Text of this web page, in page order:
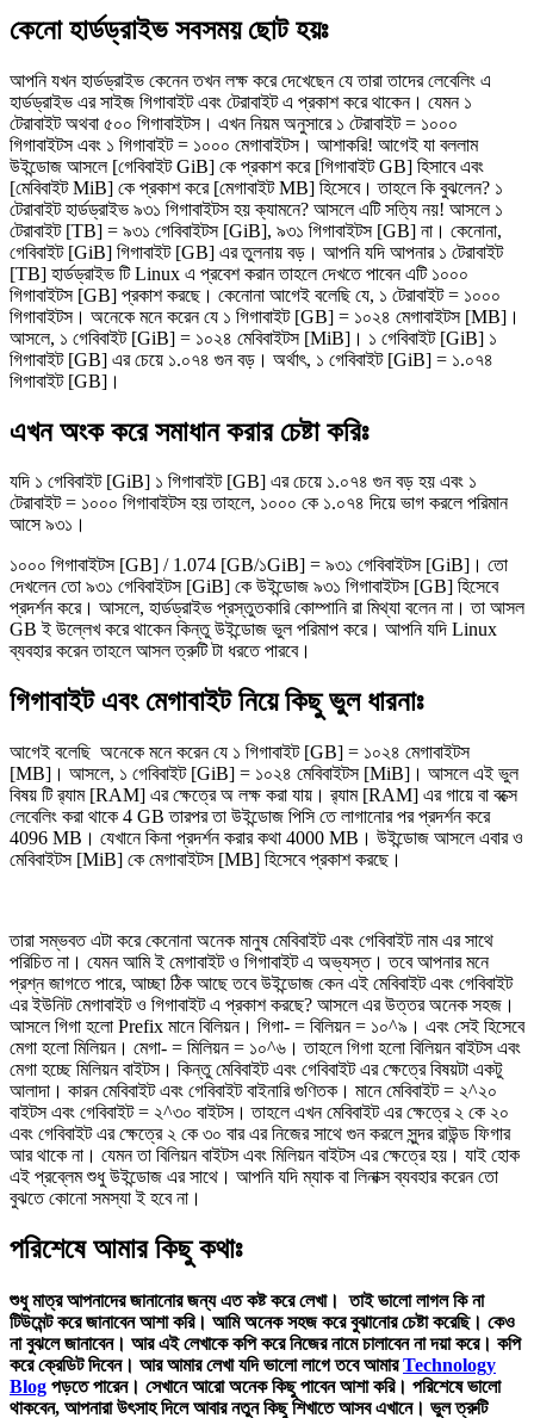
কেনো হার্ডড্রাইভ সবসময় ছোট হয়ঃ
আপনি যখন হার্ডড্রাইভ কেনেন তখন লক্ষ করে দেখেছেন যে তারা তাদের লেবেলিং এ
হার্ডড্রাইভ এর সাইজ গিগাবাইট এবং টেরাবাইট এ প্রকাশ করে থাকেন। যেমন ১
টেরাবাইট অথবা ৫০০ গিগাবাইটস। এখন নিয়ম অনুসারে ১ টেরাবাইট = ১০০০
গিগাবাইটস এবং ১ গিগাবাইট = ১০০০ মেগাবাইটস। আশাকরি! আগেই যা বললাম
উইন্ডোজ আসলে [গেবিবাইট GiB] কে প্রকাশ করে [গিগাবাইট GB] হিসাবে এবং
[মেবিবাইট MiB] কে প্রকাশ করে [মেগাবাইট MB] হিসেবে। তাহলে কি বুঝলেন? ১
টেরাবাইট হার্ডড্রাইভ ৯৩১ গিগাবাইটস হয় ক্যামনে? আসলে এটি সত্যি নয়! আসলে ১
টেরাবাইট [TB] = ৯৩১ গেবিবাইটস [GiB], ৯৩১ গিগাবাইটস [GB] না। কেনোনা,
গেবিবাইট [GiB] গিগাবাইট [GB] এর তুলনায় বড়। আপনি যদি আপনার ১ টেরাবাইট
[TB] হার্ডড্রাইভ টি Linux এ প্রবেশ করান তাহলে দেখতে পাবেন এটি ১০০০
গিগাবাইটস [GB] প্রকাশ করছে। কেনোনা আগেই বলেছি যে, ১ টেরাবাইট = ১০০০
গিগাবাইটস। অনেকে মনে করেন যে ১ গিগাবাইট [GB] = ১০২৪ মেগাবাইটস [MB]।
আসলে, ১ গেবিবাইট [GiB] = ১০২৪ মেবিবাইটস [MiB]। ১ গেবিবাইট [GiB] ১
গিগাবাইট [GB] এর চেয়ে ১.০৭৪ গুন বড়। অর্থাৎ, ১ গেবিবাইট [GiB] = ১.০৭৪
গিগাবাইট [GB]।
এখন অংক করে সমাধান করার চেষ্টা করিঃ
যদি ১ গেবিবাইট [GiB] ১ গিগাবাইট [GB] এর চেয়ে ১.০৭৪ গুন বড় হয় এবং ১
টেরাবাইট = ১০০০ গিগাবাইটস হয় তাহলে, ১০০০ কে ১.০৭৪ দিয়ে ভাগ করলে পরিমান
আসে ৯৩১।
১০০০ গিগাবাইটস [GB] / 1.074 [GB/১GiB] = ৯৩১ গেবিবাইটস [GiB]। তো
দেখলেন তো ৯৩১ গেবিবাইটস [GiB] কে উইন্ডোজ ৯৩১ গিগাবাইটস [GB] হিসেবে
প্রদর্শন করে। আসলে, হার্ডড্রাইভ প্রস্তুতকারি কোম্পানি রা মিথ্যা বলেন না। তা আসল
GB ই উল্লেখ করে থাকেন কিন্তু উইন্ডোজ ভুল পরিমাপ করে। আপনি যদি Linux
ব্যবহার করেন তাহলে আসল ত্রুটি টা ধরতে পারবে।
গিগাবাইট এবং মেগাবাইট নিয়ে কিছু ভুল ধারনাঃ
আগেই বলেছি অনেকে মনে করেন যে ১ গিগাবাইট [GB] = ১০২৪ মেগাবাইটস
[MB]। আসলে, ১ গেবিবাইট [GiB] = ১০২৪ মেবিবাইটস [MiB]। আসলে এই ভুল
বিষয় টি র‍্যাম [RAM] এর ক্ষেত্রে অ লক্ষ করা যায়। র‍্যাম [RAM] এর গায়ে বা বক্সে
লেবেলিং করা থাকে 4 GB তারপর তা উইন্ডোজ পিসি তে লাগানোর পর প্রদর্শন করে
4096 MB। যেখানে কিনা প্রদর্শন করার কথা 4000 MB। উইন্ডোজ আসলে এবার ও
মেবিবাইটস [MiB] কে মেগাবাইটস [MB] হিসেবে প্রকাশ করছে।
তারা সম্ভবত এটা করে কেনোনা অনেক মানুষ মেবিবাইট এবং গেবিবাইট নাম এর সাথে
পরিচিত না। যেমন আমি ই মেগাবাইট ও গিগাবাইট এ অভ্যস্ত। তবে আপনার মনে
প্রশ্ন জাগতে পারে, আচ্ছা ঠিক আছে তবে উইন্ডোজ কেন এই মেবিবাইট এবং গেবিবাইট
এর ইউনিট মেগাবাইট ও গিগাবাইট এ প্রকাশ করছে? আসলে এর উত্তর অনেক সহজ।
আসলে গিগা হলো Prefix মানে বিলিয়ন। গিগা- = বিলিয়ন = ১০^৯। এবং সেই হিসেবে
মেগা হলো মিলিয়ন। মেগা- = মিলিয়ন = ১০^৬। তাহলে গিগা হলো বিলিয়ন বাইটস এবং
মেগা হচ্ছে মিলিয়ন বাইটস। কিন্তু মেবিবাইট এবং গেবিবাইট এর ক্ষেত্রে বিষয়টা একটু
আলাদা। কারন মেবিবাইট এবং গেবিবাইট বাইনারি গুণিতক। মানে মেবিবাইট = ২^২০
বাইটস এবং গেবিবাইট = ২^৩০ বাইটস। তাহলে এখন মেবিবাইট এর ক্ষেত্রে ২ কে ২০
এবং গেবিবাইট এর ক্ষেত্রে ২ কে ৩০ বার এর নিজের সাথে গুন করলে সুন্দর রাউন্ড ফিগার
আর থাকে না। যেমন তা বিলিয়ন বাইটস এবং মিলিয়ন বাইটস এর ক্ষেত্রে হয়। যাই হোক
এই প্রব্লেম শুধু উইন্ডোজ এর সাথে। আপনি যদি ম্যাক বা লিনাক্স ব্যবহার করেন তো
বুঝতে কোনো সমস্যা ই হবে না।
পরিশেষে আমার কিছু কথাঃ
শুধু মাত্র আপনাদের জানানোর জন্য এত কষ্ট করে লেখা। তাই ভালো লাগল কি না
টিউমেন্ট করে জানাবেন আশা করি। আমি অনেক সহজ করে বুঝানোর চেষ্টা করেছি। কেও
না বুঝলে জানাবেন। আর এই লেখাকে কপি করে নিজের নামে চালাবেন না দয়া করে। কপি
করে ক্রেডিট দিবেন। আর আমার লেখা যদি ভালো লাগে তবে আমারTechnology
Blog পড়তে পারেন। সেখানে আরো অনেক কিছু পাবেন আশা করি। পরিশেষে ভালো
থাকবেন, আপনারা উৎসাহ দিলে আবার নতুন কিছু শিখাতে আসব এখানে। ভুল ত্রুটি